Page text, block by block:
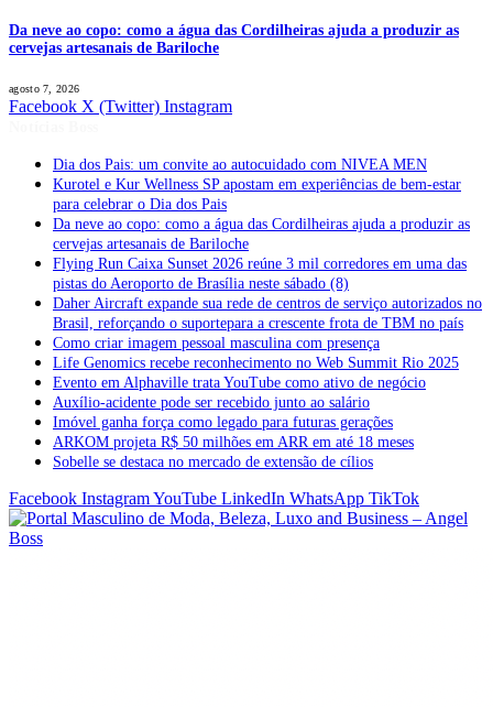
Da neve ao copo: como a água das Cordilheiras ajuda a produzir as
cervejas artesanais de Bariloche
agosto 7, 2026
Facebook X (Twitter) Instagram
Dia dos Pais: um convite ao autocuidado com NIVEA MEN
Kurotel e Kur Wellness SP apostam em experiências de bem-estar
para celebrar o Dia dos Pais
Da neve ao copo: como a água das Cordilheiras ajuda a produzir as
cervejas artesanais de Bariloche
Flying Run Caixa Sunset 2026 reúne 3 mil corredores em uma das
pistas do Aeroporto de Brasília neste sábado (8)
Daher Aircraft expande sua rede de centros de serviço autorizados no
Brasil, reforçando o suportepara a crescente frota de TBM no país
Como criar imagem pessoal masculina com presença
Life Genomics recebe reconhecimento no Web Summit Rio 2025
Evento em Alphaville trata YouTube como ativo de negócio
Auxílio-acidente pode ser recebido junto ao salário
Imóvel ganha força como legado para futuras gerações
ARKOM projeta R$ 50 milhões em ARR em até 18 meses
Sobelle se destaca no mercado de extensão de cílios
Facebook InstagramYouTube LinkedIn WhatsApp TikTok